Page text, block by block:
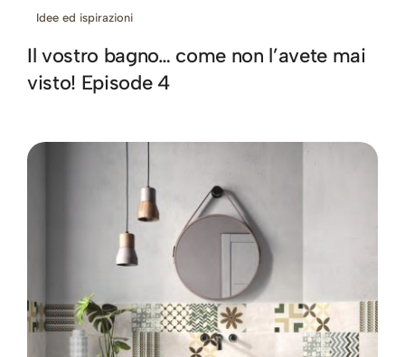
Idee ed ispirazioni
Il vostro bagno… come non l’avete mai
visto! Episode 4